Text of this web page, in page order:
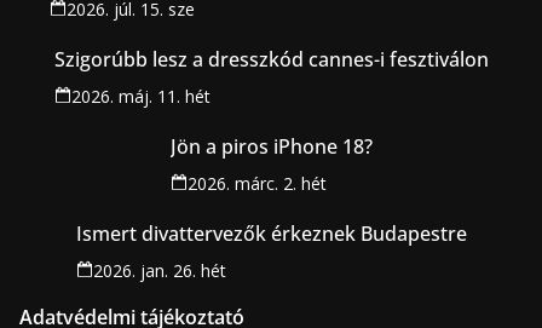
2026. júl. 15. sze
Szigorúbb lesz a dresszkód cannes-i fesztiválon
2026. máj. 11. hét
Jön a piros iPhone 18?
2026. márc. 2. hét
Ismert divattervezők érkeznek Budapestre
2026. jan. 26. hét
Adatvédelmi tájékoztató